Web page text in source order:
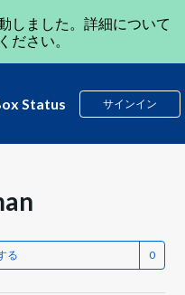
しました。詳細について
ださい。
Status サインイン
る